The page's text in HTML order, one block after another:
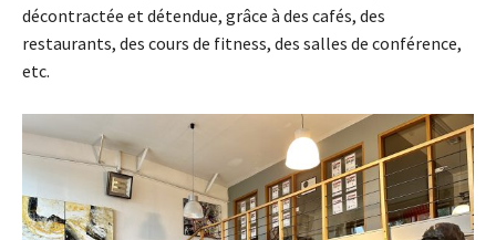
décontractée et détendue, grâce à des cafés, des
restaurants, des cours de fitness, des salles de conférence,
etc.